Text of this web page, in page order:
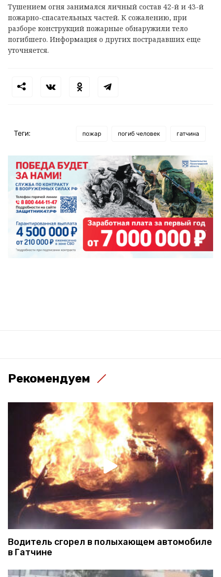
Тушением огня занимался личный состав 42-й и 43-й
пожарно-спасательных частей. К сожалению, при
разборе конструкций пожарные обнаружили тело
погибшего. Информация о других пострадавших еще
уточняется.
Теги: пожар погиб человек гатчина
Рекомендуем
Водитель сгорел в полыхающем автомобиле
в Гатчине